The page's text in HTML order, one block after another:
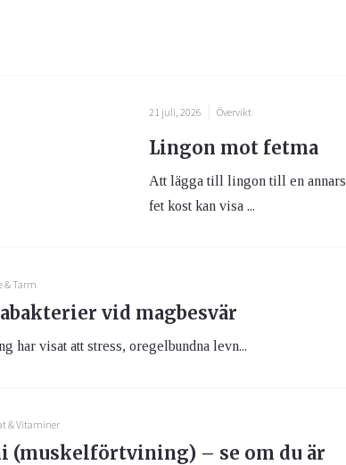
21 juli, 2026 Övervikt
Lingon mot fetma
Att lägga till lingon till en annars
fet kost kan visa ...
& Tarm
vid magbesvär
har visat att stress, oregelbundna levn...
& Vitaminer
(muskelförtvining) – se om du är